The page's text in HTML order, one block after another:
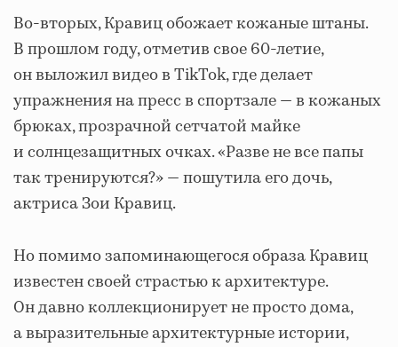
Во-вторых, Кравиц обожает кожаные штаны.
В прошлом году, отметив свое 60-летие,
он выложил видео в TikTok, где делает
упражнения на пресс в спортзале — в кожаных
брюках, прозрачной сетчатой майке
и солнцезащитных очках. «Разве не все папы
так тренируются?» — пошутила его дочь,
актриса Зои Кравиц.
Но помимо запоминающегося образа Кравиц
известен своей страстью к архитектуре.
Он давно коллекционирует не просто дома,
а выразительные архитектурные истории,